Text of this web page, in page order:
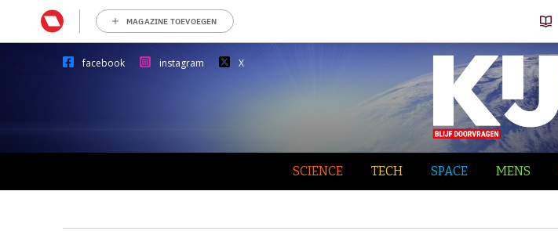
MAGAZINE TOEVOEGEN
facebook instagram X
SCIENCE TECH SPACE MENS